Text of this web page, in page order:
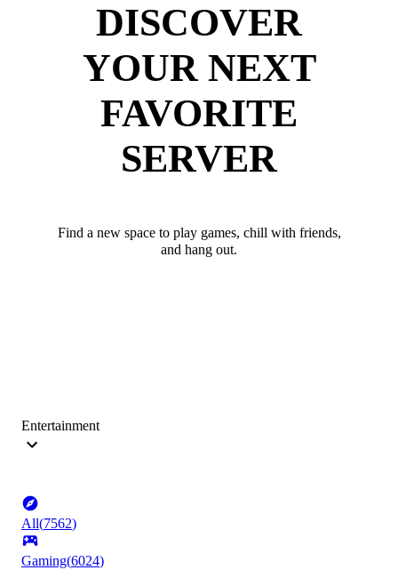
DISCOVER
YOUR NEXT
FAVORITE
SERVER
Find a new space to play games, chill with friends,
and hang out.
Entertainment
All(7562)
Gaming(6024)